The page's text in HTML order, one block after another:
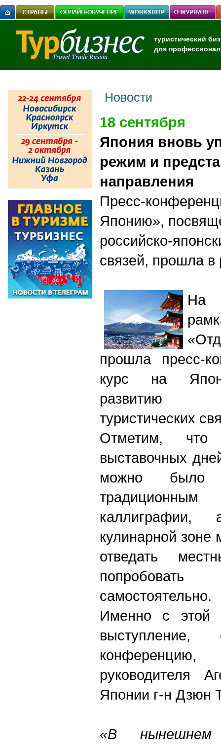
туристический
для
Новости
18 сентября
Япония вновь
режим и
направления
Пресс-
Японию»,
российско-
связей, прошла в
На
прошла пресс-
курс на
развитию
туристических
Отметим,
выставочных
можно было
кулинарной
отведать
самостоятельно.
Именно с этой
выступление,
руководителя
Японии г-н Дзюн
«В